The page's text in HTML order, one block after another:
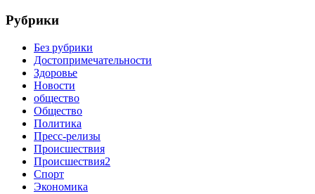
Рубрики
Без рубрики
Достопримечательности
Здоровье
Новости
общество
Общество
Политика
Пресс-релизы
Происшествия
Происшествия2
Спорт
Экономика